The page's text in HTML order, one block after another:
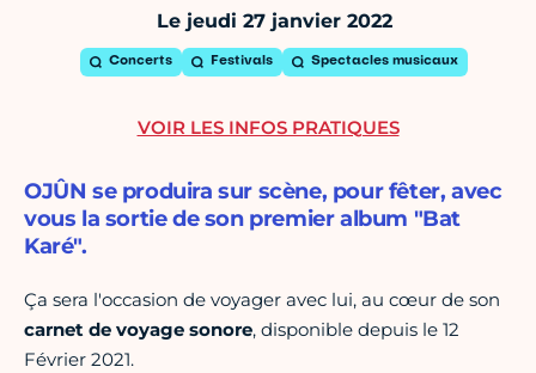
Le jeudi 27 janvier 2022
Concerts Festivals Spectacles musicaux
OJÛN se produira sur scène, pour fêter, avec
vous la sortie de son premier album "Bat
Karé".
Ça sera l'occasion de voyager avec lui, au cœur de son
carnet de voyage sonore, disponible depuis le 12
Février 2021.
VOIR LES INFOS PRATIQUES